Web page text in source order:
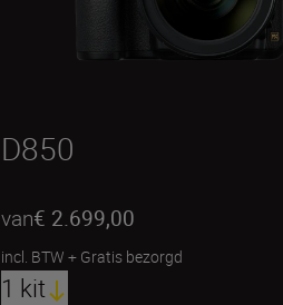
D850
van€ 2.699,00
incl. BTW + Gratis bezorgd
1 kit